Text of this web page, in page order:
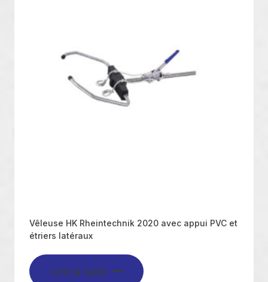
Vêleuse HK Rheintechnik 2020 avec appui PVC et
étriers latéraux
Lire la suite